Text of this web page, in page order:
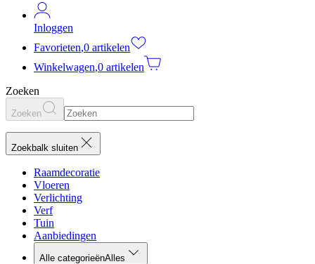
Inloggen
Favorieten,0 artikelen
Winkelwagen,0 artikelen
Zoeken
Zoeken
Zoekbalk sluiten
Raamdecoratie
Vloeren
Verlichting
Verf
Tuin
Aanbiedingen
Alle categorieënAlles